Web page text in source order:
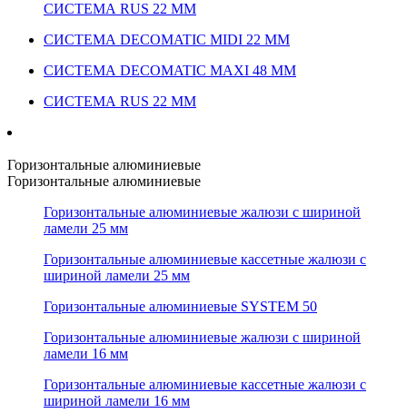
СИСТЕМА RUS 22 ММ
СИСТЕМА DECOMATIC MIDI 22 ММ
СИСТЕМА DECOMATIC MAXI 48 ММ
СИСТЕМА RUS 22 ММ
Горизонтальные алюминиевые
Горизонтальные алюминиевые
Горизонтальные алюминиевые жалюзи с шириной
ламели 25 мм
Горизонтальные алюминиевые кассетные жалюзи с
шириной ламели 25 мм
Горизонтальные алюминиевые SYSTEM 50
Горизонтальные алюминиевые жалюзи с шириной
ламели 16 мм
Горизонтальные алюминиевые кассетные жалюзи с
шириной ламели 16 мм